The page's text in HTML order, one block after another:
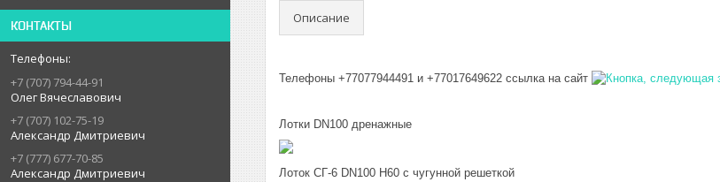
КОНТАКТЫ
+7 (707) 794-44-91
Олег Вячеславович
+7 (707) 102-75-19
Александр Дмитриевич
+7 (777) 677-70-85
Александр Дмитриевич
Описание
Телефоны +77077944491 и +77017649622 ссылка на сайт
Лотки DN100 дренажные
Лоток СГ-6 DN100 H60 с чугунной решеткой